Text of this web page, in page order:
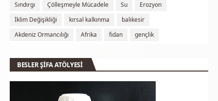
Sındırgı
Çölleşmeyle Mücadele Su
Erozyon
İklim Değişikliği
kırsal kalkınma
balıkesir
Akdeniz Ormancılığı
Afrika fidan gençlik
BESLER ŞİFA ATÖLYESİ